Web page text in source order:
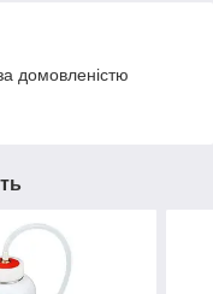
домовленістю